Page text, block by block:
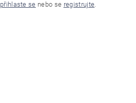
přihlaste se nebo se registrujte.